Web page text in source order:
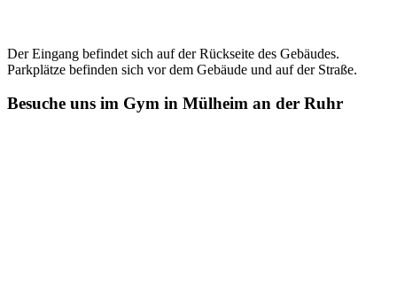
Der Eingang befindet sich auf der Rückseite des Gebäudes.
Parkplätze befinden sich vor dem Gebäude und auf der Straße.
Besuche uns im Gym in Mülheim an der Ruhr